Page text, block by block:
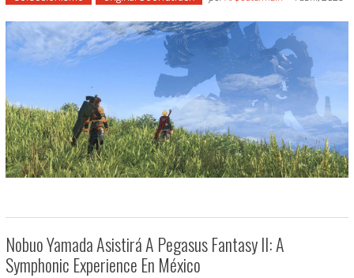
Nobuo Yamada Asistirá A Pegasus Fantasy II: A
Symphonic Experience En México